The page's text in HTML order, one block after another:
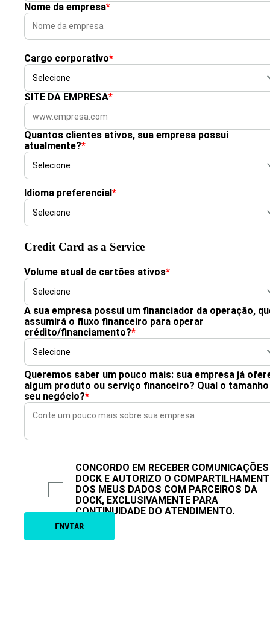
Nome da empresa*
Cargo corporativo*
SITE DA EMPRESA*
Quantos clientes ativos, sua empresa possui
atualmente?*
Idioma preferencial*
Credit Card as a Service
Volume atual de cartões ativos*
A sua empresa possui um financiador da operação,
assumirá o fluxo financeiro para operar
crédito/financiamento?*
Queremos saber um pouco mais: sua empresa já
algum produto ou serviço financeiro? Qual o
seu negócio?*
CONCORDO EM RECEBER
DOCK E AUTORIZO O
DOS MEUS DADOS COM PARCEIROS DA
DOCK, EXCLUSIVAMENTE PARA
CONTINUIDADE DO ATENDIMENTO.